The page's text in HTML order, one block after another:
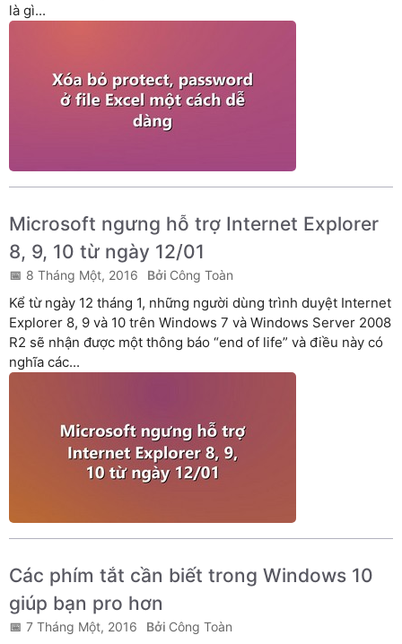
là gì...
Microsoft ngưng hỗ trợ Internet Explorer
8, 9, 10 từ ngày 12/01
8 Tháng Một, 2016 Công Toàn
Kể từ ngày 12 tháng 1, những người dùng trình duyệt Internet
Explorer 8, 9 và 10 trên Windows 7 và Windows Server 2008
R2 sẽ nhận được một thông báo “end of life” và điều này có
nghĩa các...
Các phím tắt cần biết trong Windows 10
giúp bạn pro hơn
7 Tháng Một, 2016 Công Toàn